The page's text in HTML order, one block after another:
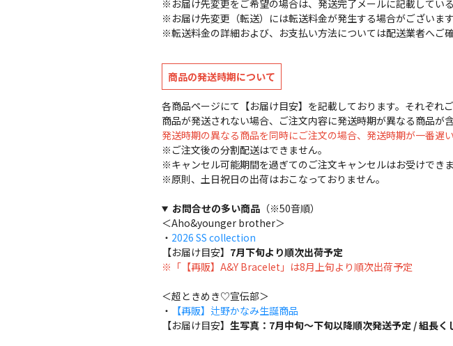
※お届け先変更をご希望の場合は、発送完了メールに記載してい
※お届け先変更（転送）には転送料金が発生する場合がございます
※転送料金の詳細および、お支払い方法については配送業者へご確
商品の発送時期について
各商品ページにて【お届け目安】を記載しております。それぞれご
商品が発送されない場合、ご注文内容に発送時期が異なる商品が
発送時期の異なる商品を同時にご注文の場合、発送時期が一番遅
※ご注文後の分割配送はできません。
※キャンセル可能期間を過ぎてのご注文キャンセルはお受けできま
※原則、土日祝日の出荷はおこなっておりません。
お問合せの多い商品（※50音順）
＜Aho&younger brother＞
・ 2026 SS collection
【お届け目安】 7月下旬より順次出荷予定
※「【再販】A&Y Bracelet」は8月上旬より順次出荷予定
＜超ときめき♡宣伝部＞
・
【再販】辻野かなみ生誕商品
【お届け目安】 生写真：7月中旬～下旬以降順次発送予定 / 組長